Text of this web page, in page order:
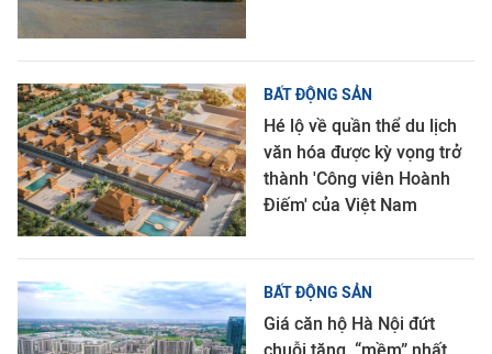
BẤT ĐỘNG SẢN
Hé lộ về quần thể du lịch
văn hóa được kỳ vọng trở
thành 'Công viên Hoành
Điếm' của Việt Nam
BẤT ĐỘNG SẢN
Giá căn hộ Hà Nội đứt